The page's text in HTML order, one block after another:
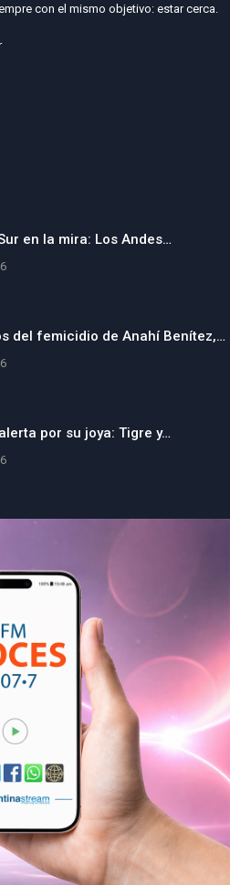
con el mismo objetivo: estar cerca.
en la mira: Los Andes…
del femicidio de Anahí Benítez,…
por su joya: Tigre y…